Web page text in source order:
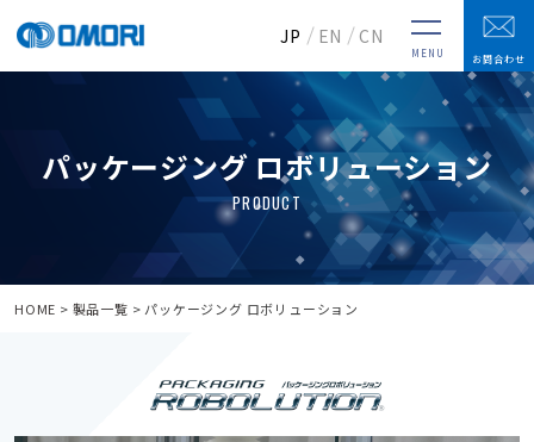
MENU
JP EN CN
お問合わせ
パッケージング ロボリューション
HOME 製品一覧 パッケージング ロボリューション